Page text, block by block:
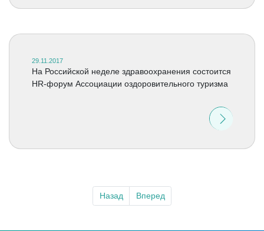
29.11.2017
На Российской неделе здравоохранения состоится
HR-форум Ассоциации оздоровительного туризма
Назад Вперед